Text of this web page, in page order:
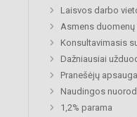
Laisvos darbo
Asmens duomenų
Konsultavimasis
Dažniausiai
Pranešėjų apsauga
Naudingos
1,2% parama